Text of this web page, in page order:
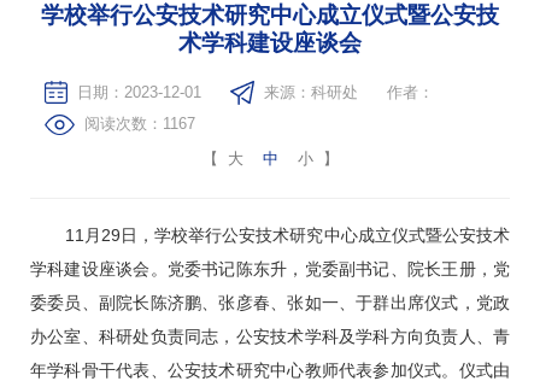
学校举行公安技术研究中心成立仪式暨公安技
术学科建设座谈会
日期：2023-12-01 来源：科研处
作者：
阅读次数： 1167
【
大 中 小 】
11月29日，学校举行公安技术研究中心成立仪式暨公安技术
学科建设座谈会。党委书记陈东升，党委副书记、院长王册，党
委委员、副院长陈济鹏、张彦春、张如一、于群出席仪式，党政
办公室、科研处负责同志，公安技术学科及学科方向负责人、青
年学科骨干代表、公安技术研究中心教师代表参加仪式。仪式由